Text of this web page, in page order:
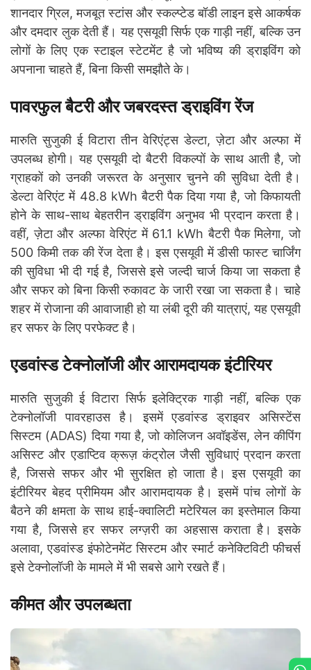
शानदार ग्रिल, मजबूत स्टांस और स्कल्प्टेड बॉडी लाइन इसे आकर्षक
और दमदार लुक देती हैं। यह एसयूवी सिर्फ एक गाड़ी नहीं, बल्कि उन
लोगों के लिए एक स्टाइल स्टेटमेंट है जो भविष्य की ड्राइविंग को
अपनाना चाहते हैं, बिना किसी समझौते के।
पावरफुल बैटरी और जबरदस्त ड्राइविंग रेंज
मारुति सुजुकी ई विटारा तीन वेरिएंट्स डेल्टा, ज़ेटा और अल्फा में
उपलब्ध होगी। यह एसयूवी दो बैटरी विकल्पों के साथ आती है, जो
ग्राहकों को उनकी जरूरत के अनुसार चुनने की सुविधा देती है।
डेल्टा वेरिएंट में 48.8 kWh बैटरी पैक दिया गया है, जो किफायती
होने के साथ-साथ बेहतरीन ड्राइविंग अनुभव भी प्रदान करता है।
वहीं, ज़ेटा और अल्फा वेरिएंट में 61.1 kWh बैटरी पैक मिलेगा, जो
500 किमी तक की रेंज देता है। इस एसयूवी में डीसी फास्ट चार्जिंग
की सुविधा भी दी गई है, जिससे इसे जल्दी चार्ज किया जा सकता है
और सफर को बिना किसी रुकावट के जारी रखा जा सकता है। चाहे
शहर में रोजाना की आवाजाही हो या लंबी दूरी की यात्राएं, यह एसयूवी
हर सफर के लिए परफेक्ट है।
एडवांस्ड टेक्नोलॉजी और आरामदायक इंटीरियर
मारुति सुजुकी ई विटारा सिर्फ इलेक्ट्रिक गाड़ी नहीं, बल्कि एक
टेक्नोलॉजी पावरहाउस है। इसमें एडवांस्ड ड्राइवर असिस्टेंस
सिस्टम (ADAS) दिया गया है, जो कोलिजन अवॉइडेंस, लेन कीपिंग
असिस्ट और एडाप्टिव क्रूज़ कंट्रोल जैसी सुविधाएं प्रदान करता
है, जिससे सफर और भी सुरक्षित हो जाता है। इस एसयूवी का
इंटीरियर बेहद प्रीमियम और आरामदायक है। इसमें पांच लोगों के
बैठने की क्षमता के साथ हाई-क्वालिटी मटेरियल का इस्तेमाल किया
गया है, जिससे हर सफर लग्ज़री का अहसास कराता है। इसके
अलावा, एडवांस्ड इंफोटेनमेंट सिस्टम और स्मार्ट कनेक्टिविटी फीचर्स
इसे टेक्नोलॉजी के मामले में भी सबसे आगे रखते हैं।
कीमत और उपलब्धता